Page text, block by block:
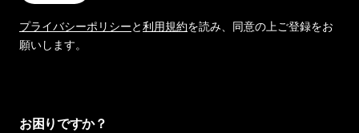
プライバシーポリシーと利用規約を読み、同意の上ご登録をお
願いします。
お困りですか？